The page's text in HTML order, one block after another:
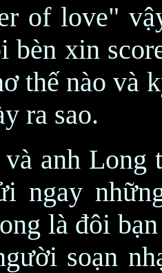
of love"
bèn xin
thế nào và
ra sao.
anh Long
ngay
là đôi
soạn